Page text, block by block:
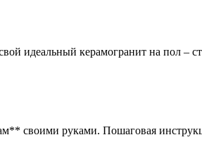
идеальный керамогранит на пол –
своими руками. Пошаговая